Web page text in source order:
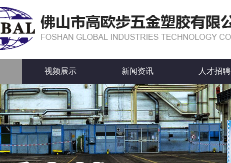
视频展示 新闻资讯 人才招聘